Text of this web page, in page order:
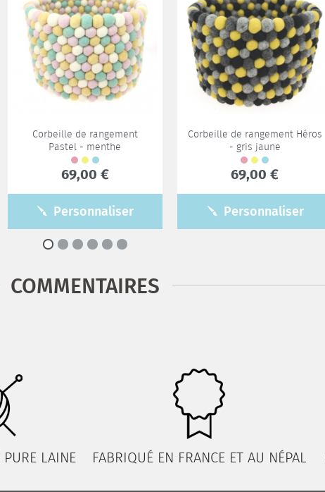
Corbeille de rangement
Pastel - menthe
69,00 €
Personnaliser
Corbeille de rangement Héros
- gris jaune
69,00 €
Personnaliser
COMMENTAIRES
LAINE FABRIQUÉ EN FRANCE ET AU NÉPAL